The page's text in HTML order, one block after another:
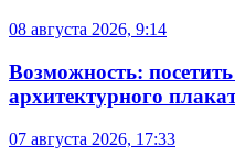
08 августа 2026, 9:14
Возможность:
архитектурного
07 августа 2026, 17:33